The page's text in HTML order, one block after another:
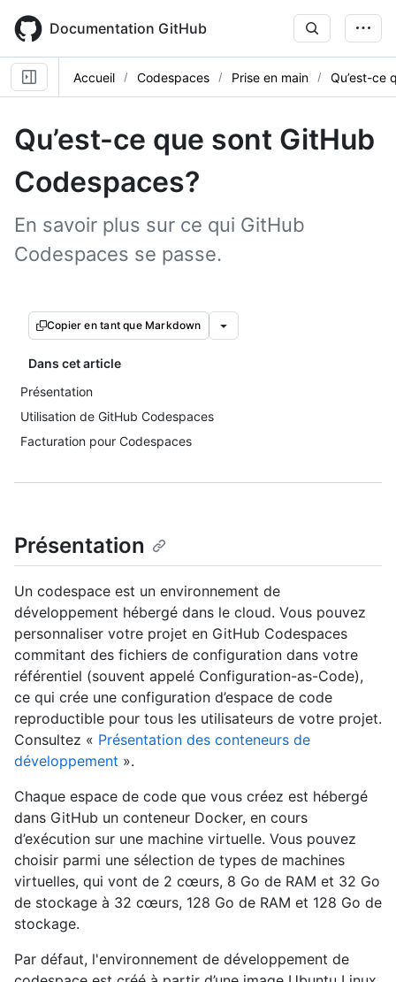
main
content
Documentation GitHub
Accueil Codespaces Prise en main Qu’est-ce
Qu’est-ce que sont GitHub
Codespaces?
En savoir plus sur ce qui GitHub
Codespaces se passe.
Copier en tant que Markdown
Dans cet article
Présentation
Utilisation de GitHub Codespaces
Facturation pour Codespaces
Présentation
Un codespace est un environnement de
développement hébergé dans le cloud. Vous pouvez
personnaliser votre projet en GitHub Codespaces
commitant des fichiers de configuration dans votre
référentiel (souvent appelé Configuration-as-Code),
ce qui crée une configuration d’espace de code
reproductible pour tous les utilisateurs de votre projet.
Consultez « Présentation des conteneurs de
développement ».
Chaque espace de code que vous créez est hébergé
dans GitHub un conteneur Docker, en cours
d’exécution sur une machine virtuelle. Vous pouvez
choisir parmi une sélection de types de machines
virtuelles, qui vont de 2 cœurs, 8 Go de RAM et 32 Go
de stockage à 32 cœurs, 128 Go de RAM et 128 Go de
stockage.
Par défaut, l'environnement de développement de